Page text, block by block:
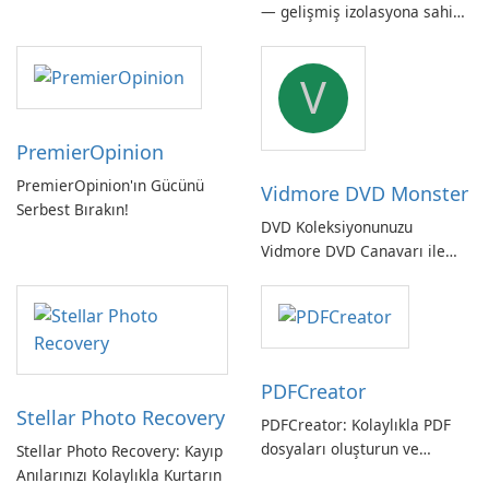
— gelişmiş izolasyona sahip
sistem yedekleme
PremierOpinion
PremierOpinion'ın Gücünü
Serbest Bırakın!
V
Vidmore DVD Monster
DVD Koleksiyonunuzu
Vidmore DVD Canavarı ile
Stellar Photo Recovery
Stellar Photo Recovery: Kayıp
Anılarınızı Kolaylıkla Kurtarın
PDFCreator
PDFCreator: Kolaylıkla PDF
dosyaları oluşturun ve